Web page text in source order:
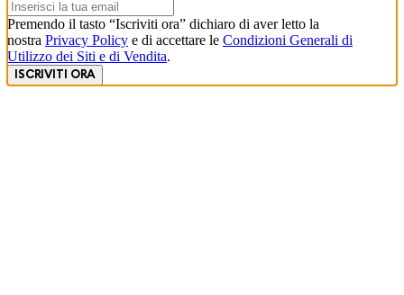
Premendo il tasto “Iscriviti ora” dichiaro di aver letto la
nostra Privacy Policy e di accettare le Condizioni Generali di
Utilizzo dei Siti e di Vendita.
ISCRIVITI ORA